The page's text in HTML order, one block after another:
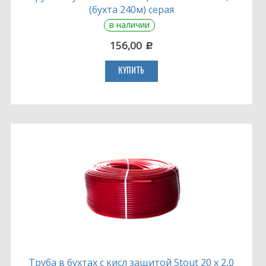
(бухта 240м) серая
в наличии
156,00 c
КУПИТЬ
Труба в бухтах с кисл защитой Stout 20 х 2,0